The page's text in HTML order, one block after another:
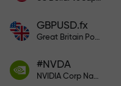
GBPUSD.fx
Great Britain Pound vs US Dollar
#NVDA
NVIDIA Corp Nasdaq Stock Exchange (Nasdaq) USD